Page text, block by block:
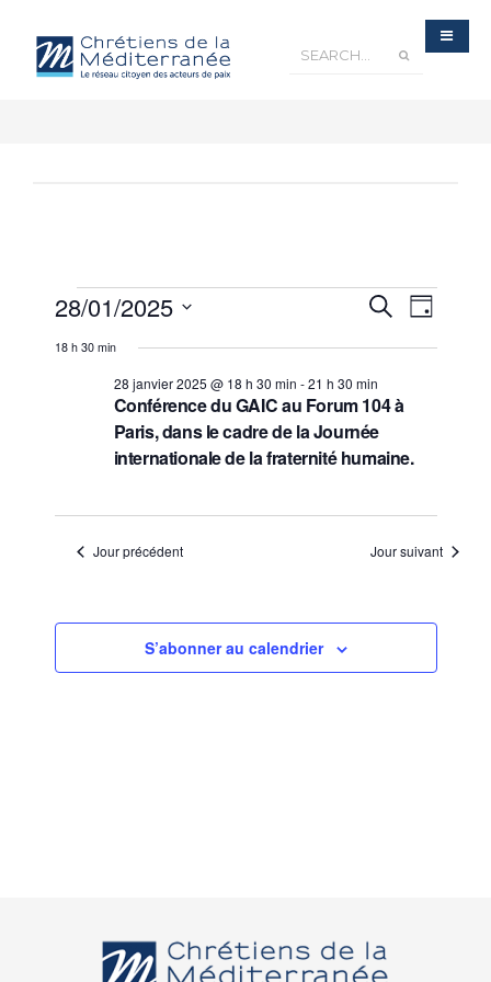
Recherche
et
navigation
Évènements
Recherche
de
vues
Jour
28/01/2025
une
18 h 30 min
Conférence du GAIC au Forum 104 à
Paris, dans le cadre de la Journée
internationale de la fraternité humaine.
28 janvier 2025 @ 18 h 30 min -21 h 30 min
Jour précédent Jour suivant
S’abonner au calendrier